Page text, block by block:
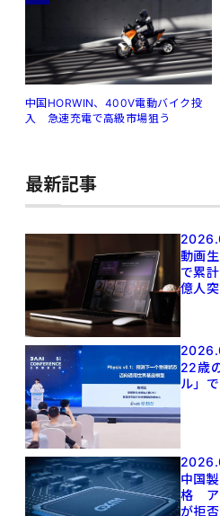
中国HORWIN、400V電動バイク投
入 急速充電で高級市場狙う
最新記事
動画
で累
億人
22歳
ル」
中国
格 ア
が拒